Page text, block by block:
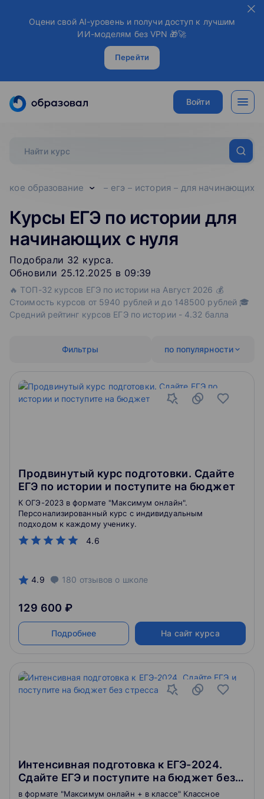
Оцени свой AI-уровень и получи доступ к лучшим
ИИ-моделям без VPN 🎁🚀
Перейти
Войти
образование егэ история для начинающих
Курсы ЕГЭ по истории для
начинающих с нуля
Подобрали 32 курса.
Обновили 25.12.2025 в 09:39
🔥 ТОП-32 курсов ЕГЭ по истории на Август 2026 💰
Стоимость курсов от 5940 рублей и до 148500 рублей 🎓
Средний рейтинг курсов ЕГЭ по истории - 4.32 балла
по популярности
Фильтры
Продвинутый курс подготовки. Сдайте
ЕГЭ по истории и поступите на бюджет
4.6
К ОГЭ-2023 в формате "Максимум онлайн".
Персонализированный курс с индивидуальным
подходом к каждому ученику.
4.9 180 отзывов о школе
129 600 ₽
Подробнее На сайт курса
Интенсивная подготовка к ЕГЭ-2024.
Сдайте ЕГЭ и поступите на бюджет без
стресса. 10 класс
в формате "Максимум онлайн + в классе" Классное